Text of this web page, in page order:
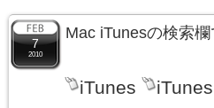
7
2010
Mac iTunesの検索
iTunes